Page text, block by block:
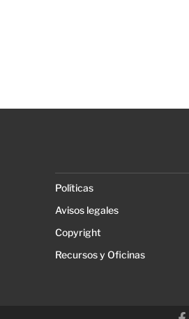
Políticas
Avisos legales
Copyright
Recursos y Oficinas